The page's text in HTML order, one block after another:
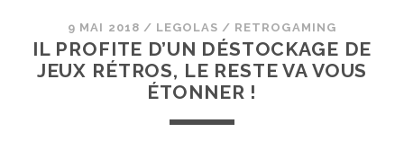
9 MAI 2018 / LEGOLAS / RETROGAMING
IL PROFITE D’UN DÉSTOCKAGE DE
JEUX RÉTROS, LE RESTE VA VOUS
ÉTONNER !